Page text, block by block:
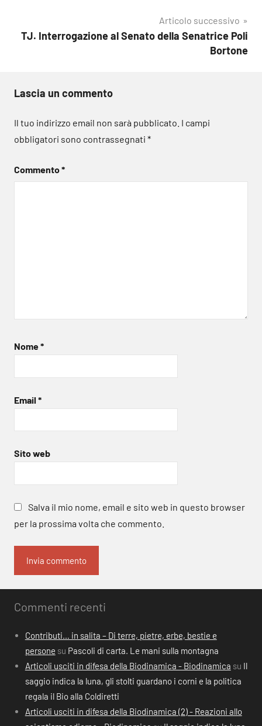
Articolo successivo
TJ. Interrogazione al Senato della Senatrice Poli
Bortone
Lascia un commento
Il tuo indirizzo email non sarà pubblicato. I campi
obbligatori sono contrassegnati *
Commento*
Nome*
Email *
Sito web
Salva il mio nome, email e sito web in questo browser
per la prossima volta che commento.
Commenti recenti
Contributi… in salita – Di terre, pietre, erbe, bestie e
persone su Pascoli di carta. Le mani sulla montagna
Articoli usciti in difesa della Biodinamica - Biodinamica su Il
saggio indica la luna, gli stolti guardano i corni e la politica
regala il Bio alla Coldiretti
Articoli usciti in difesa della Biodinamica (2) - Reazioni allo